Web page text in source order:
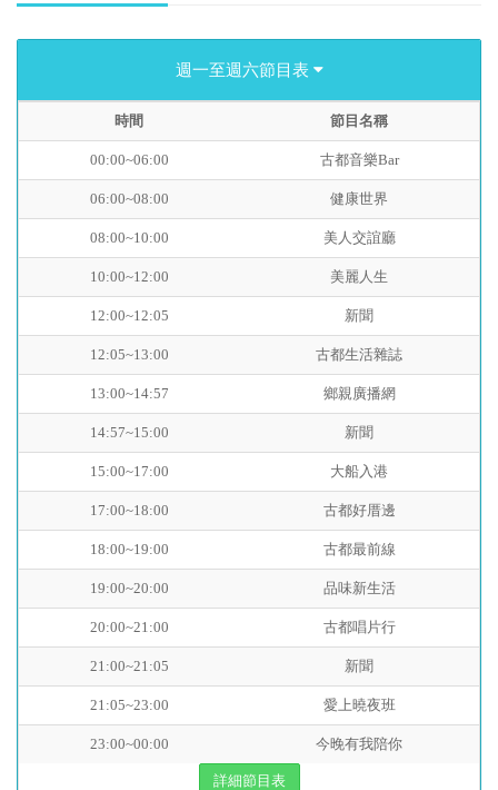
週一至週六節目表
時間 節目名稱
00:00~06:00 古都音樂Bar
06:00~08:00 健康世界
08:00~10:00 美人交誼廳
10:00~12:00 美麗人生
12:00~12:05 新聞
12:05~13:00 古都生活雜誌
13:00~14:57 鄉親廣播網
14:57~15:00 新聞
15:00~17:00 大船入港
17:00~18:00 古都好厝邊
18:00~19:00 古都最前線
19:00~20:00 品味新生活
20:00~21:00 古都唱片行
21:00~21:05 新聞
21:05~23:00 愛上曉夜班
23:00~00:00 今晚有我陪你
詳細節目表